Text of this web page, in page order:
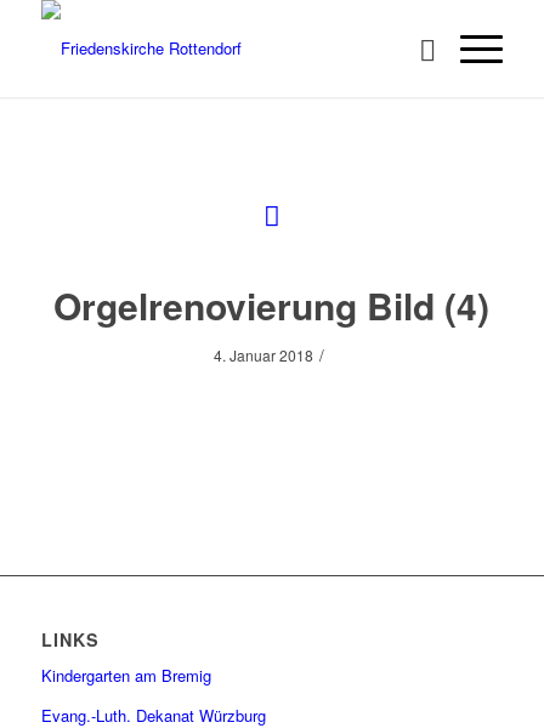
Orgelrenovierung Bild (4)
4. Januar 2018 /
LINKS
Kindergarten am Bremig
Evang.-Luth. Dekanat Würzburg